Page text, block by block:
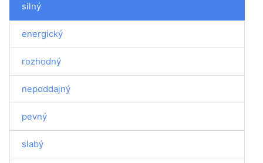
silný
energický
rozhodný
nepoddajný
pevný
slabý